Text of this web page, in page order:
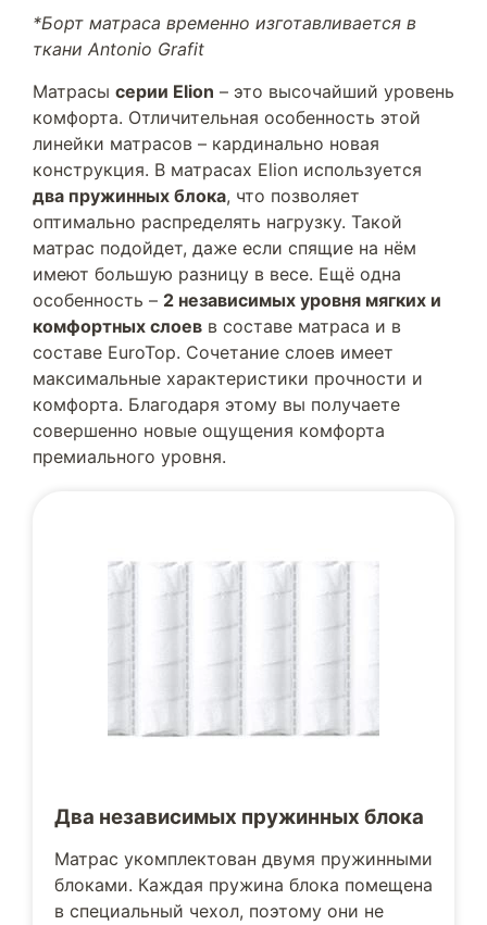
*Борт матраса временно изготавливается в
ткани Antonio Grafit
Матрасы серии Elion – это высочайший уровень
комфорта. Отличительная особенность этой
линейки матрасов – кардинально новая
конструкция. В матрасах Elion используется
два пружинных блока, что позволяет
оптимально распределять нагрузку. Такой
матрас подойдет, даже если спящие на нём
имеют большую разницу в весе. Ещё одна
особенность – 2 независимых уровня мягких и
комфортных слоев в составе матраса и в
составе EuroTop. Сочетание слоев имеет
максимальные характеристики прочности и
комфорта. Благодаря этому вы получаете
совершенно новые ощущения комфорта
премиального уровня.
Два независимых пружинных блока
Матрас укомплектован двумя пружинными
блоками. Каждая пружина блока помещена
в специальный чехол, поэтому они не